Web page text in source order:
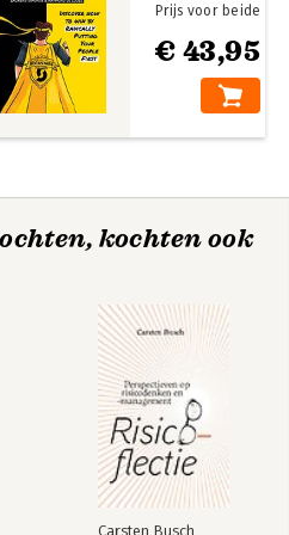
€ 43,95
Prijs voor beide
kochten ook
Carsten Busch